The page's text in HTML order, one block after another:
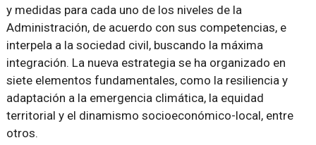
y medidas para cada uno de los niveles de la
Administración, de acuerdo con sus competencias, e
interpela a la sociedad civil, buscando la máxima
integración. La nueva estrategia se ha organizado en
siete elementos fundamentales, como la resiliencia y
adaptación a la emergencia climática, la equidad
territorial y el dinamismo socioeconómico-local, entre
otros.